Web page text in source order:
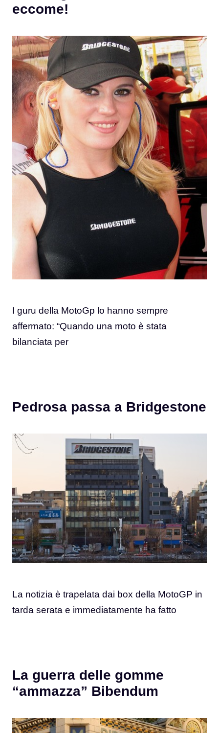
eccome!
I guru della MotoGp lo hanno sempre
affermato: “Quando una moto è stata
bilanciata per
Pedrosa passa a Bridgestone
La notizia è trapelata dai box della MotoGP in
tarda serata e immediatamente ha fatto
La guerra delle gomme
“ammazza” Bibendum